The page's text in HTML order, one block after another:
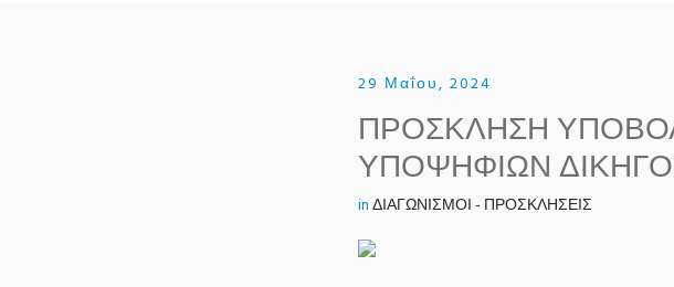
29 Μαΐου, 2024
ΠΡΟΣΚΛΗΣΗ
ΥΠΟΨΗΦΙΩΝ
inΔΙΑΓΩΝΙΣΜΟΙ - ΠΡΟΣΚΛΗΣΕΙΣ